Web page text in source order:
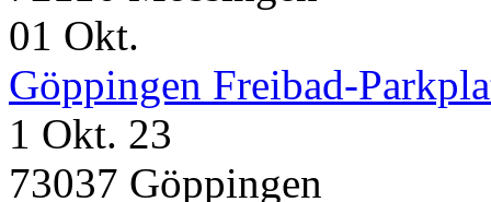
01 Okt.
Göppingen Freibad-
1 Okt. 23
73037 Göppingen